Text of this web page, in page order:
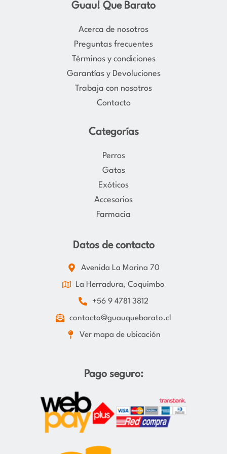
t
a
r
a
m
e
b
o
k
Guau! Que Barato
Acerca de nosotros
Preguntas frecuentes
Términos y condiciones
Garantías y Devoluciones
Trabaja con nosotros
Contacto
Categorías
Perros
Gatos
Exóticos
Accesorios
Farmacia
Datos de contacto
Avenida La Marina 70
La Herradura, Coquimbo
+56 9 4781 3812
contacto@guauquebarato.cl
Ver mapa de ubicación
Pago seguro: